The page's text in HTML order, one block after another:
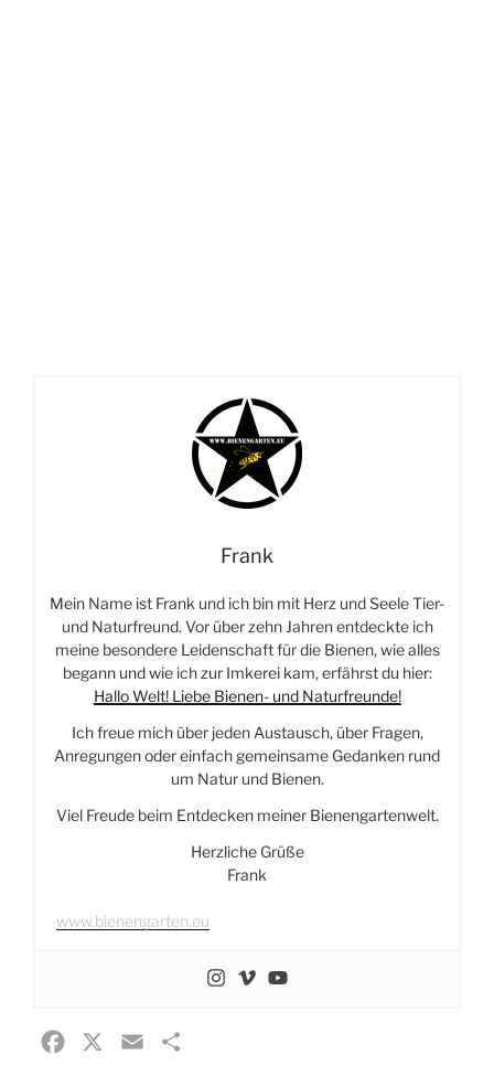
Frank
Mein Name ist Frank und ich bin mit Herz und Seele Tier-
und Naturfreund. Vor über zehn Jahren entdeckte ich
meine besondere Leidenschaft für die Bienen, wie alles
begann und wie ich zur Imkerei kam, erfährst du hier:
Hallo Welt! Liebe Bienen- und Naturfreunde!
Ich freue mich über jeden Austausch, über Fragen,
Anregungen oder einfach gemeinsame Gedanken rund
um Natur und Bienen.
Viel Freude beim Entdecken meiner Bienengartenwelt.
Herzliche Grüße
Frank
www.bienengarten.eu